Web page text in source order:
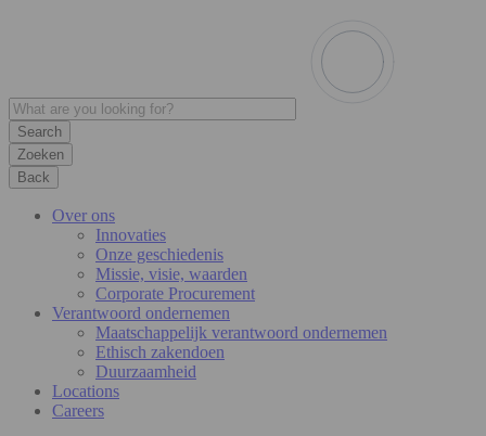
Zoeken
Back
Over ons
Innovaties
Onze geschiedenis
Missie, visie, waarden
Corporate Procurement
Verantwoord ondernemen
Maatschappelijk verantwoord ondernemen
Ethisch zakendoen
Duurzaamheid
Locations
Careers